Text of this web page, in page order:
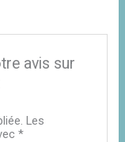
avis sur
Les
*